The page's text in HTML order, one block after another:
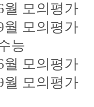
월 모의평가
월 모의평가
능
월 모의평가
월 모의평가